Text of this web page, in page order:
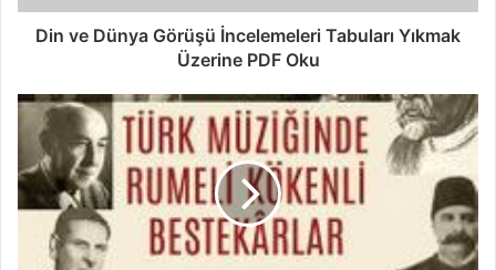
Din ve Dünya Görüşü İncelemeleri Tabuları Yıkmak
Üzerine PDF Oku